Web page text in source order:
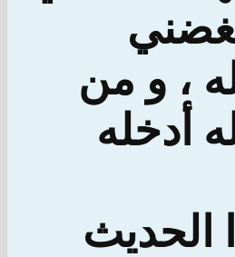
، و من
أدخله
الحديث